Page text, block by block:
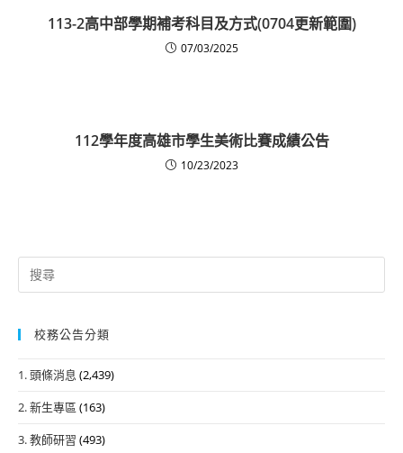
113-2高中部學期補考科目及方式(0704更新範圍)
07/03/2025
112學年度高雄市學生美術比賽成績公告
10/23/2023
Search
for:
校務公告分類
1. 頭條消息 (2,439)
2. 新生專區 (163)
3. 教師研習 (493)